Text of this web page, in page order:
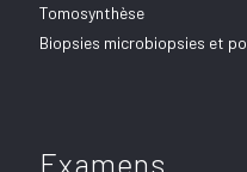
Tomosynthèse
Biopsies microbiopsies et
Examens